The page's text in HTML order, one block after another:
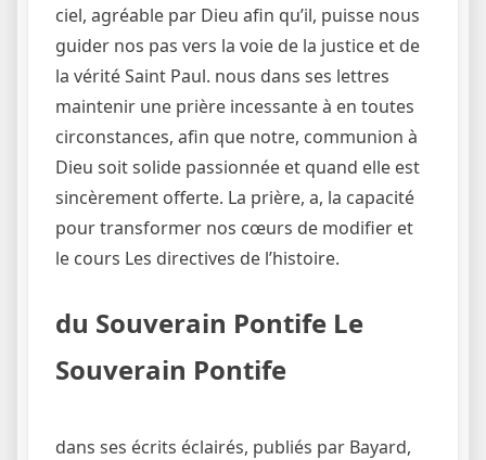
ciel, agréable par Dieu afin qu’il, puisse nous
guider nos pas vers la voie de la justice et de
la vérité Saint Paul. nous dans ses lettres
maintenir une prière incessante à en toutes
circonstances, afin que notre, communion à
Dieu soit solide passionnée et quand elle est
sincèrement offerte. La prière, a, la capacité
pour transformer nos cœurs de modifier et
le cours Les directives de l’histoire.
du Souverain Pontife Le
Souverain Pontife
dans ses écrits éclairés, publiés par Bayard,